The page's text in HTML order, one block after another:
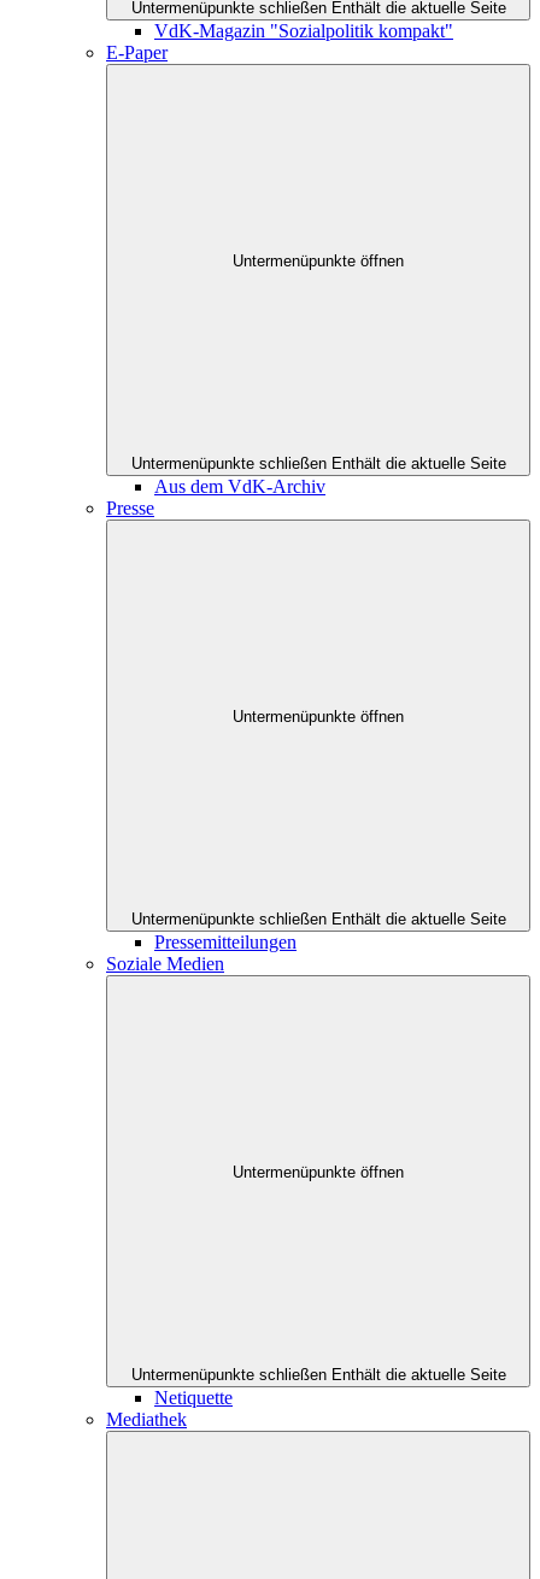
Untermenüpunkte schließen Enthält die aktuelle Seite
VdK-Magazin "Sozialpolitik kompakt"
E-Paper
Untermenüpunkte öffnen
Untermenüpunkte schließen Enthält die aktuelle Seite
Aus dem VdK-Archiv
Presse
Untermenüpunkte öffnen
Untermenüpunkte schließen Enthält die aktuelle Seite
Pressemitteilungen
Soziale Medien
Untermenüpunkte öffnen
Untermenüpunkte schließen Enthält die aktuelle Seite
Netiquette
Mediathek